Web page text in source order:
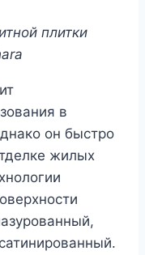
плитки
в
он быстро
жилых